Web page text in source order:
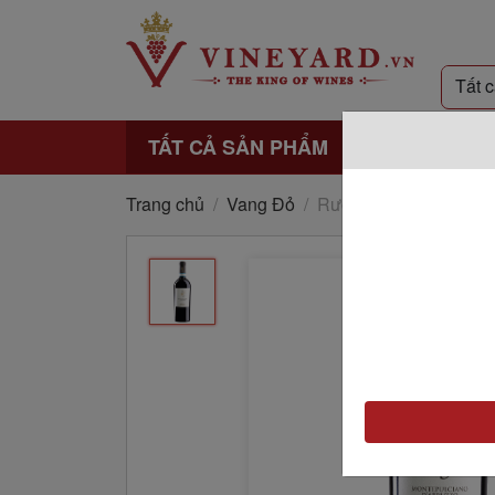
TẤT CẢ SẢN PHẨM
Trang chủ / Vang Đỏ / Rượu vang 1895 La